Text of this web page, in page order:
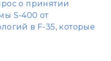
о принятии
S-400 от
в F-35, которые